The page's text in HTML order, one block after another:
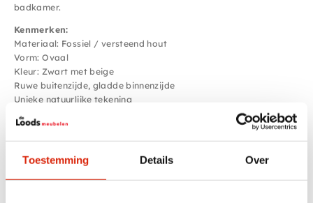
Toestemming Details Over
badkamer.
Kenmerken:
Materiaal: Fossiel / versteend hout
Vorm: Ovaal
Kleur: Zwart met beige
Ruwe buitenzijde, gladde binnenzijde
Unieke natuurlijke tekening
Elk exemplaar is uniek
Een exclusieve wasbak waarin natuur, karakter en luxe